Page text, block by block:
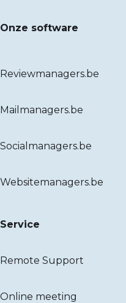
Onze software
Reviewmanagers.be
Mailmanagers.be
Socialmanagers.be
Websitemanagers.be
Service
Remote Support
Online meeting